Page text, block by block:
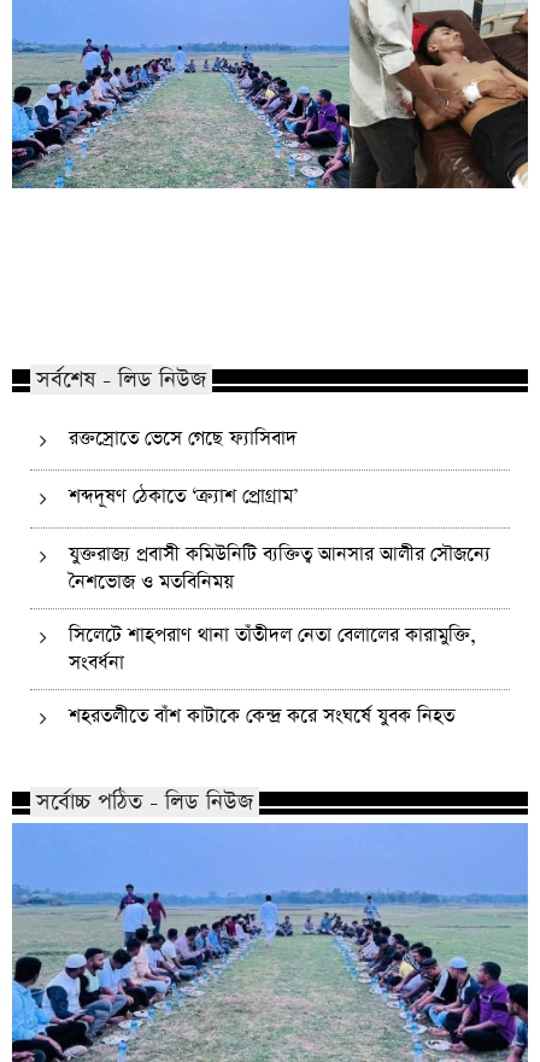
সর্বশেষ - লিড নিউজ
রক্তস্রোতে ভেসে গেছে ফ্যাসিবাদ
শব্দদূষণ ঠেকাতে ‘ক্র্যাশ প্রোগ্রাম’
যুক্তরাজ্য প্রবাসী কমিউনিটি ব্যক্তিত্ব আনসার আলীর সৌজন্যে
নৈশভোজ ও মতবিনিময়
সিলেটে শাহপরাণ থানা তাঁতীদল নেতা বেলালের কারামুক্তি,
সংবর্ধনা
শহরতলীতে বাঁশ কাটাকে কেন্দ্র করে সংঘর্ষে যুবক নিহত
সর্বোচ্চ পঠিত - লিড নিউজ